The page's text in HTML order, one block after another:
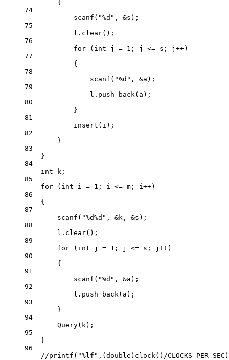
{
74
scanf ( "%d " , &s);
75
l. clear();
76
for ( int j = 1 ; j <= s; j ++)
77
{
78
scanf ( "%d " , &a);
79
l. push_back (a);
80
}
81
insert (i);
82
}
83
}
84
int k;
85
for ( int i = 1 ; i <= m; i ++)
86
{
87
scanf ( "%d%d " , &k, &s);
88
l. clear();
89
for ( int j = 1 ; j <= s; j ++)
90
{
91
scanf ( "%d " , &a);
92
l. push_back (a);
93
}
94
Query(k);
95
}
96
//printf("%lf",(double)clock()/